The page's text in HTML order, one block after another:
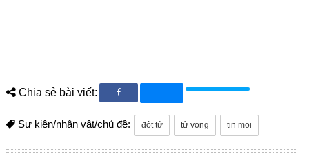
Chia sẻ bài viết:
Sự kiện/nhân vật/chủ đề: đột tử tử vong tin moi